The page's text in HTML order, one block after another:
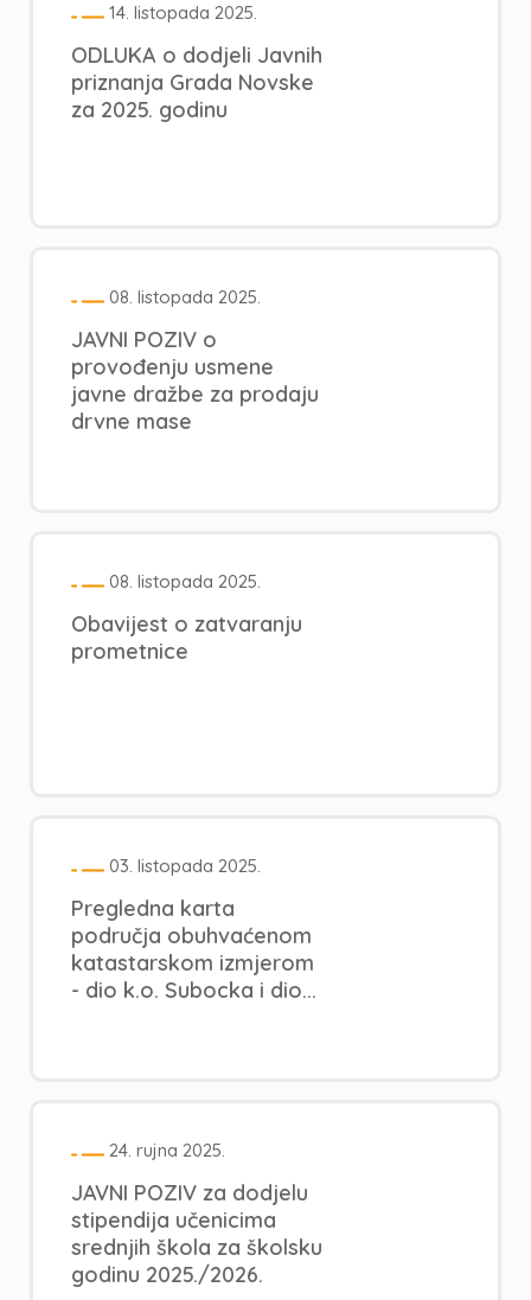
14. listopada 2025.
ODLUKA o dodjeli Javnih
priznanja Grada Novske
za 2025. godinu
08. listopada 2025.
JAVNI POZIV o
provođenju usmene
javne dražbe za prodaju
drvne mase
08. listopada 2025.
Obavijest o zatvaranju
prometnice
03. listopada 2025.
Pregledna karta
područja obuhvaćenom
katastarskom izmjerom
- dio k.o. Subocka i dio...
24. rujna 2025.
JAVNI POZIV za dodjelu
stipendija učenicima
srednjih škola za školsku
godinu 2025./2026.